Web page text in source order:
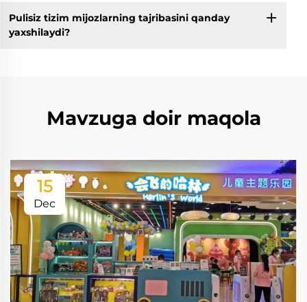
Pulisiz tizim mijozlarning tajribasini qanday
yaxshilaydi?
Mavzuga doir maqola
15
Dec